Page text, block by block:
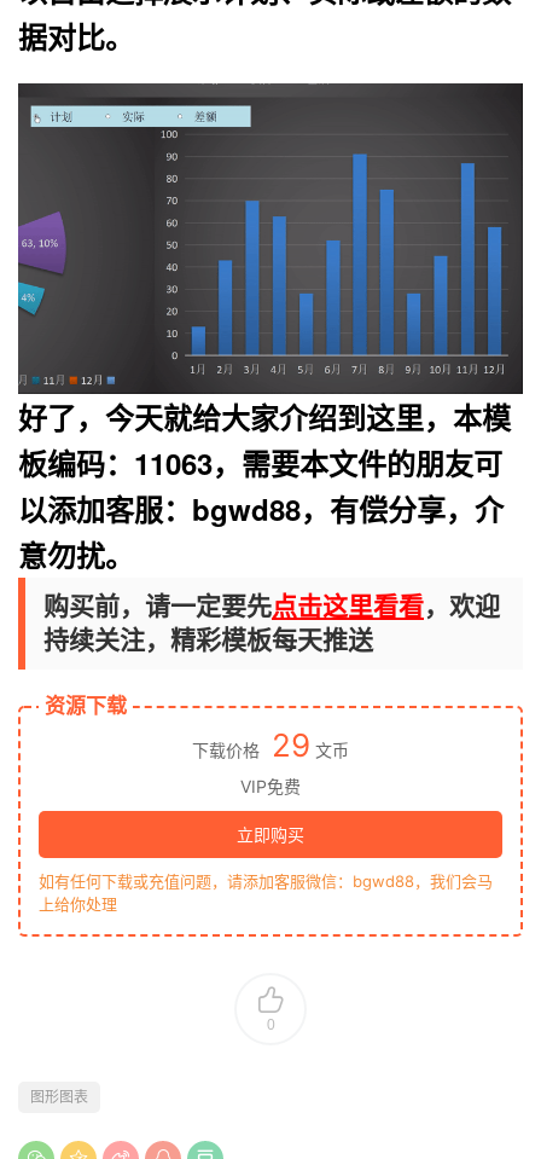
据对比。
好了，今天就给大家介绍到这里，本模
板编码： 11063， 需要本文件的朋友可
以添加客服：bgwd88，有偿分享， 介
意勿扰。
购买前，请一定要先点击这里看看，欢迎
持续关注，精彩模板每天推送
资源下载
下载价格 29 文币
VIP免费
立即购买
如有任何下载或充值问题，请添加客服微信：bgwd88，我们会马
上给你处理
0
图形图表